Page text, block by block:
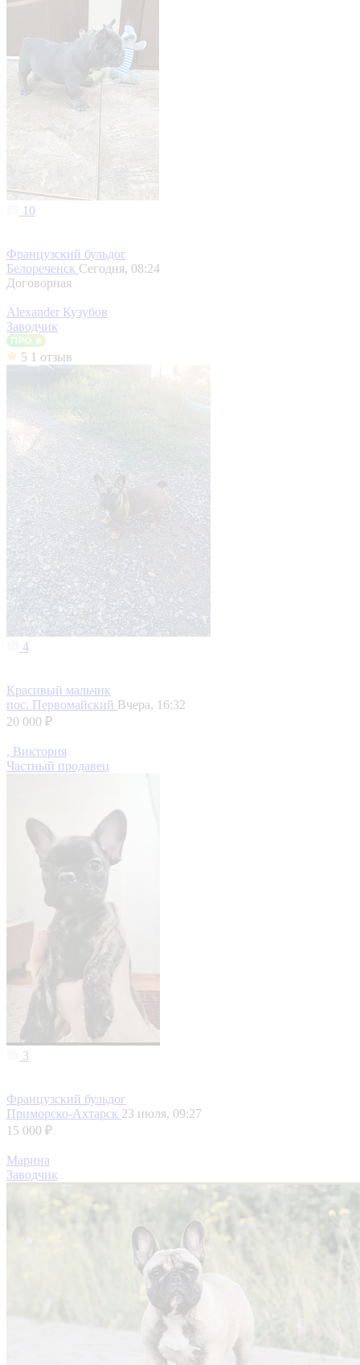
10
Французский бульдог
Белореченск Сегодня, 08:24
Договорная
Alexander Кузубов
Заводчик
5 1 отзыв
4
Красивый мальчик
пос. Первомайский Вчера, 16:32
20 000 ₽
, Виктория
Частный продавец
3
Французский бульдог
Приморско-Ахтарск 23 июля, 09:27
15 000 ₽
Марина
Заводчик